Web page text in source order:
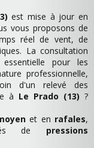
est mise à jour en
vous proposons de
réel de vent, de
La consultation
pour les
professionnelle,
d'un relevé des
à Le Prado (13) ?
et en rafales,
de pressions